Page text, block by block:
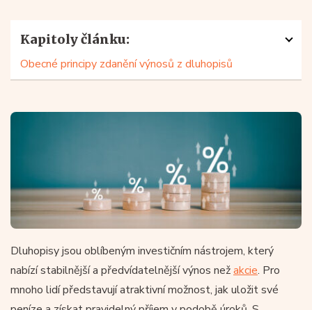
Kapitoly článku:
Obecné principy zdanění výnosů z dluhopisů
Dluhopisy jsou oblíbeným investičním nástrojem, který
nabízí stabilnější a předvídatelnější výnos nežakcie. Pro
mnoho lidí představují atraktivní možnost, jak uložit své